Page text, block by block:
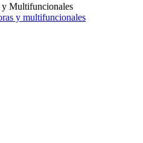
y Multifuncionales
y multifuncionales